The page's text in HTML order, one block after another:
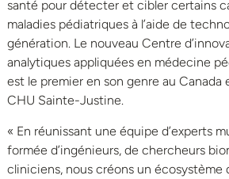
santé pour détecter et cibler certains
maladies pédiatriques à l’aide de
génération. Le nouveau Centre
analytiques appliquées en médecine
est le premier en son genre au Canada
CHU Sainte-Justine.
« En réunissant une équipe d’experts
formée d’ingénieurs, de chercheurs
cliniciens, nous créons un écosystème